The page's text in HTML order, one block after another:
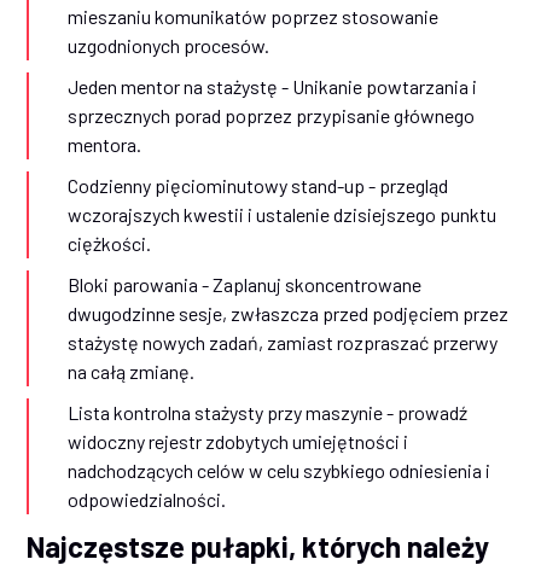
mieszaniu komunikatów poprzez stosowanie
uzgodnionych procesów.
Jeden mentor na stażystę - Unikanie powtarzania i
sprzecznych porad poprzez przypisanie głównego
mentora.
Codzienny pięciominutowy stand-up - przegląd
wczorajszych kwestii i ustalenie dzisiejszego punktu
ciężkości.
Bloki parowania - Zaplanuj skoncentrowane
dwugodzinne sesje, zwłaszcza przed podjęciem przez
stażystę nowych zadań, zamiast rozpraszać przerwy
na całą zmianę.
Lista kontrolna stażysty przy maszynie - prowadź
widoczny rejestr zdobytych umiejętności i
nadchodzących celów w celu szybkiego odniesienia i
odpowiedzialności.
Najczęstsze pułapki, których należy